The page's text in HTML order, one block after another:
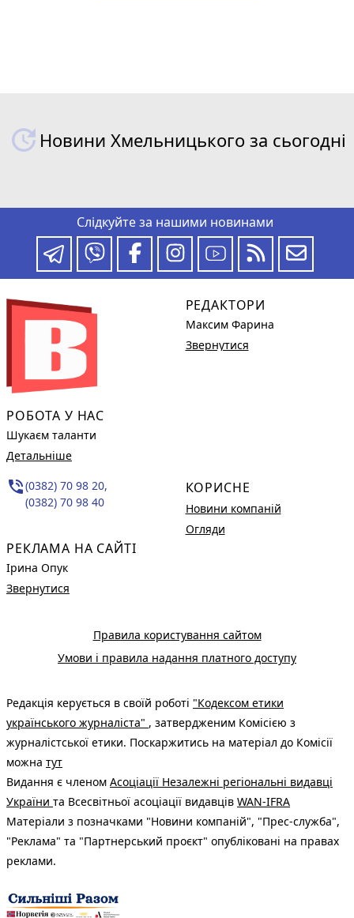
Новини Хмельницького за сьогодні
Слідкуйте за нашими новинами
РОБОТА У НАС
Шукаєм таланти
Детальніше
phone_in_talk(0382) 70 98 20,
(0382) 70 98 40
РЕКЛАМА НА САЙТІ
Ірина Опук
Звернутися
РЕДАКТОРИ
Максим Фарина
Звернутися
КОРИСНЕ
Новини компаній
Огляди
Правила користування сайтом
Умови і правила надання платного доступу
Редакція керується в своїй роботі "Кодексом етики
українського журналіста" , затвердженим Комісією з
журналістської етики. Поскаржитись на матеріал до Комісії
можна тут
Видання є членом Асоціації Незалежні регіональні видавці
України та Всесвітньої асоціації видавців WAN-IFRA
Матеріали з позначками "Новини компаній", "Прес-служба",
"Реклама" та "Партнерський проєкт" опубліковані на правах
реклами.